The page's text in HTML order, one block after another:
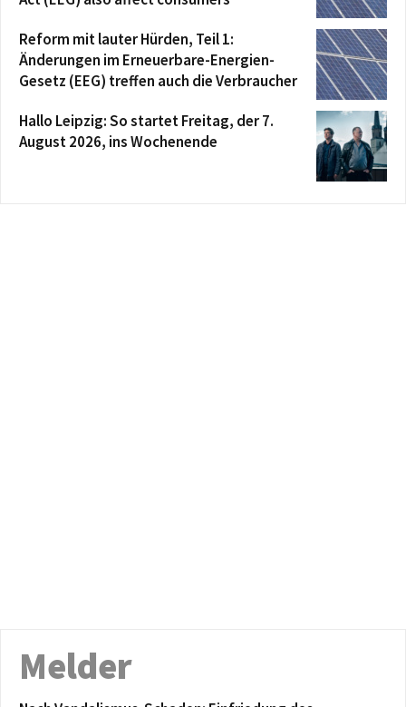
Reform mit lauter Hürden, Teil 1:
Änderungen im Erneuerbare-Energien-
Gesetz (EEG) treffen auch die Verbraucher
Hallo Leipzig: So startet Freitag, der 7.
August 2026, ins Wochenende
Melder